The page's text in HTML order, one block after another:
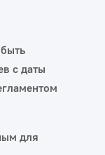
с даты
для